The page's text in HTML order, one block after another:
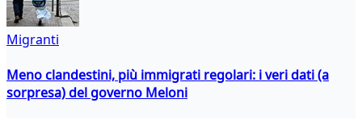
Migranti
Meno clandestini, più immigrati regolari: i veri dati (a
sorpresa) del governo Meloni